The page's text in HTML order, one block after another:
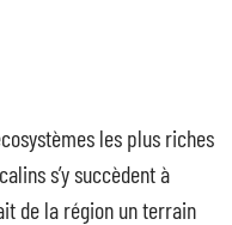
les plus riches
s’y succèdent à
de la région un terrain